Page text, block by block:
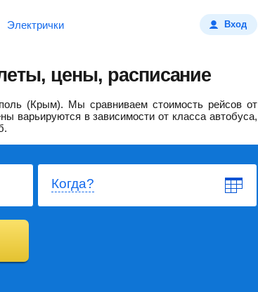
Электрички Вход
цены, расписание
(Крым). Мы сравниваем стоимость рейсов от
варьируются в зависимости от класса автобуса,
Когда?